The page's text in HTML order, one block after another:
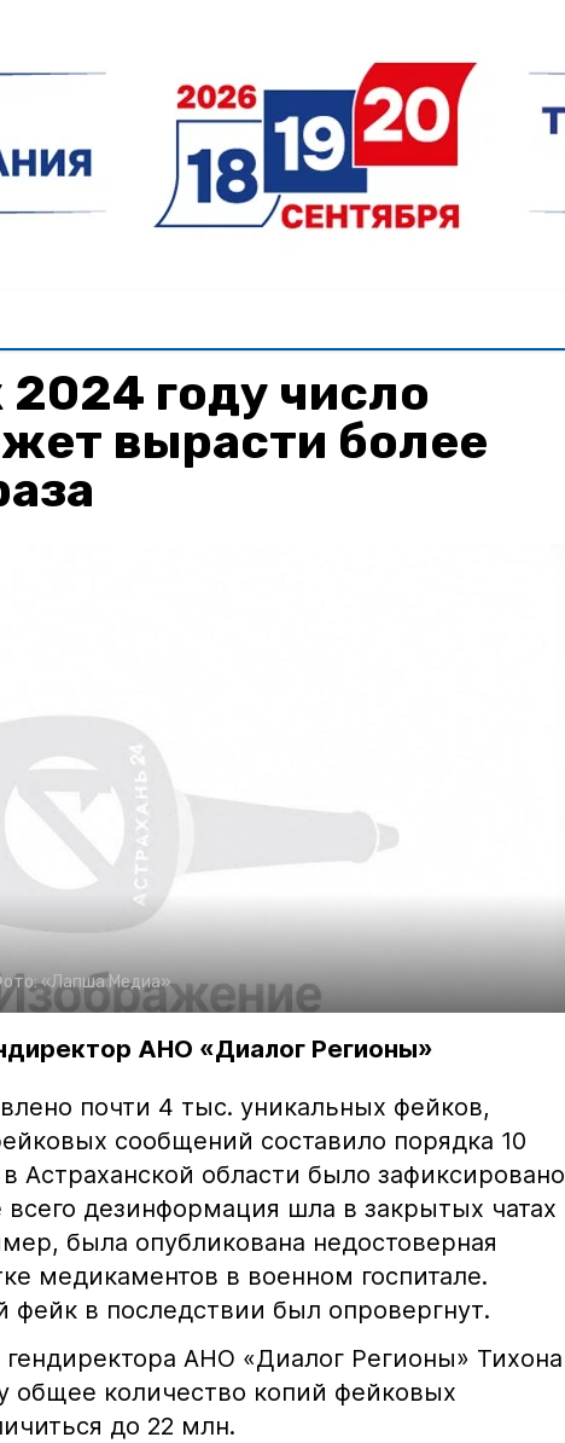
2024 году число
вырасти более
«Лапша Медиа»
АНО «Диалог Регионы»
почти 4 тыс. уникальных фейков,
сообщений составило порядка 10
Астраханской области было зафиксировано
дезинформация шла в закрытых чатах
была опубликована недостоверная
медикаментов в военном госпитале.
в последствии был опровергнут.
АНО «Диалог Регионы» Тихона
общее количество копий фейковых
до 22 млн.